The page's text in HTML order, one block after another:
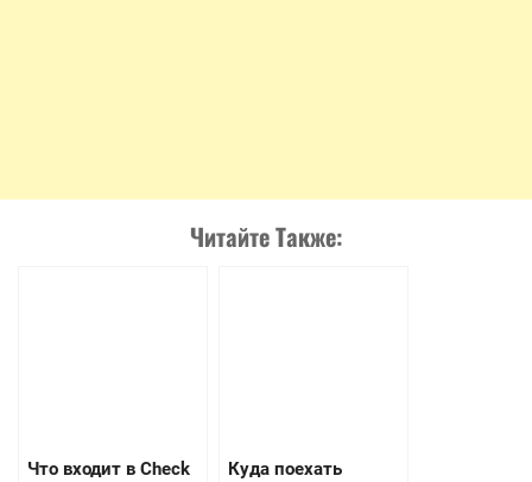
Читайте Также:
Что входит в Check
Куда поехать